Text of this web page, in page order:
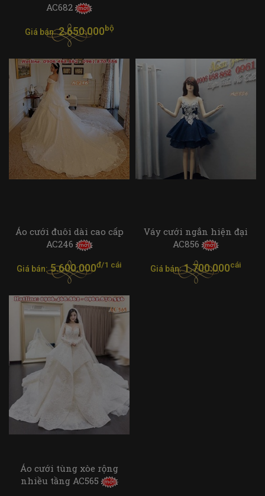
AC682
Giá bán:2.650.000bộ
Áo cưới đuôi dài cao cấp
AC246
Giá bán:5.600.000đ/1 cái
Váy cưới ngắn hiện đại
AC856
Giá bán:1.700.000cái
Áo cưới tùng xòe rộng
nhiều tầng AC565